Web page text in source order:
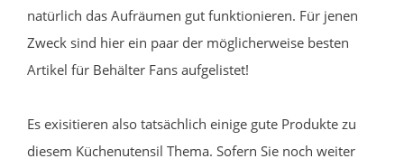
natürlich das Aufräumen gut funktionieren. Für jenen
Zweck sind hier ein paar der möglicherweise besten
Artikel für Behälter Fans aufgelistet!
Es exisitieren also tatsächlich einige gute Produkte zu
diesem Küchenutensil Thema. Sofern Sie noch weiter